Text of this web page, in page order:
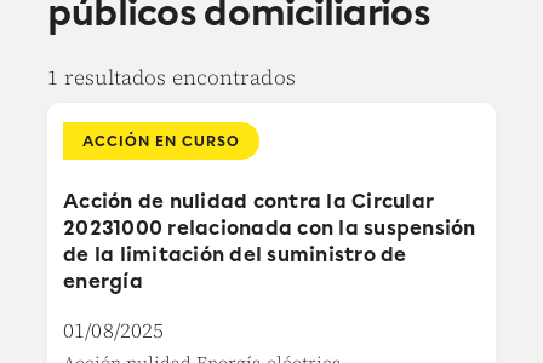
públicos domiciliarios
1 resultados encontrados
ACCIÓN EN CURSO
Acción de nulidad contra la Circular
20231000 relacionada con la suspensión
de la limitación del suministro de
energía
01/08/2025